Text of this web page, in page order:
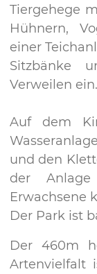
Tiergehege
Hühnern,
einer
Sitzbänke
Verweilen ein.
Auf dem
und den
der
Erwachsene
Der Park ist
Der 460m
Artenvielfalt